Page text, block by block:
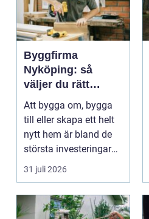
Byggfirma
Nyköping: så
väljer du rätt
partner för ditt
projekt
Att bygga om, bygga
till eller skapa ett helt
nytt hem är bland de
största investeringar
m...
31 juli 2026